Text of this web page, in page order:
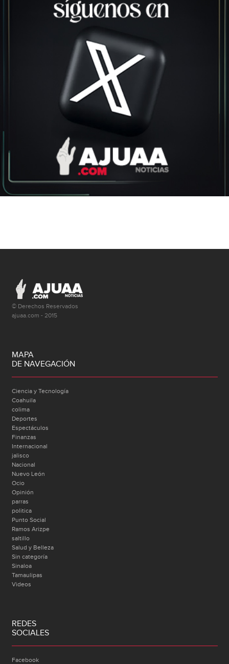
© Derechos Reservados
ajuaa.com - 2015
MAPA
DE NAVEGACIÓN
Ciencia y Tecnología
Coahuila
colima
Deportes
Espectáculos
Finanzas
Internacional
jalisco
Nacional
Nuevo León
Ocio
Opinión
parras
politica
Punto Social
Ramos Arizpe
saltillo
Salud y Belleza
Sin categoría
Sinaloa
Tamaulipas
Videos
REDES
SOCIALES
Facebook